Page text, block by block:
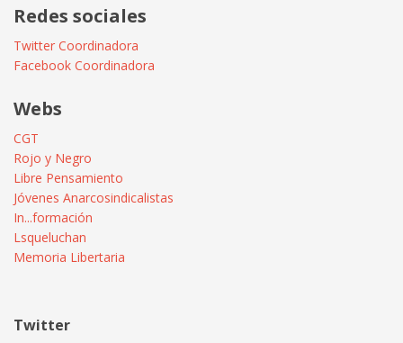
Redes sociales
Twitter Coordinadora
Facebook Coordinadora
Webs
CGT
Rojo y Negro
Libre Pensamiento
Jóvenes Anarcosindicalistas
In...formación
Lsqueluchan
Memoria Libertaria
Twitter